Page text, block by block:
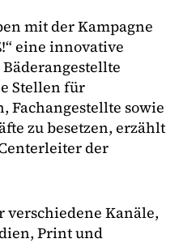
mit der Kampagne
eine innovative
Stellen für
Fachangestellte sowie
zu besetzen, erzählt
der
verschiedene Kanäle,
Print und